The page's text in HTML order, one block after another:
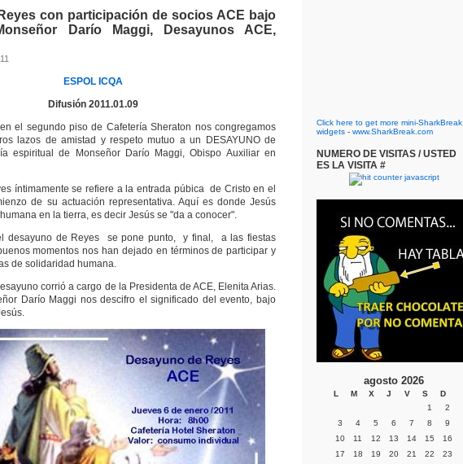
con participación de socios ACE bajo
Darío Maggi, Desayunos ACE,
ESPOL ICQA
Difusión 2011.01.09
el segundo piso de Cafetería Sheraton nos congregamos
lazos de amistad y respeto mutuo a un DESAYUNO de
espiritual de Monseñor Darío Maggi, Obispo Auxiliar en
íntimamente se refiere a la entrada púbica de Cristo en el
de su actuación representativa. Aquí es donde Jesús
en la tierra, es decir Jesús se "da a conocer".
desayuno de Reyes se pone punto, y final, a las fiestas
momentos nos han dejado en términos de participar y
de solidaridad humana.
corrió a cargo de la Presidenta de ACE, Elenita Arias.
Darío Maggi nos descifro el significado del evento, bajo
Click here to get more mini-SharkBreak
widgets - www.SharkBreak.com
NUMERO DE VISITAS / USTED
ES LA VISITA #
agosto 2026
L M X J V S
D
1
2
3
4 5 6 7 8
9
10
11 12 13 14 15
16
17
18 19 20 21 22
23